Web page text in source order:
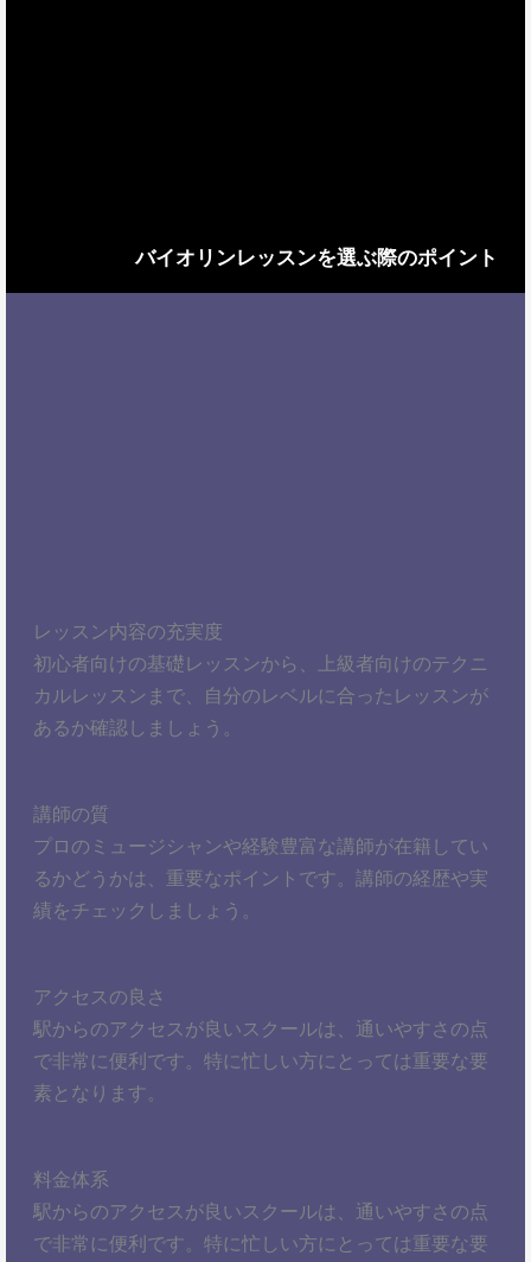
バイオリンレッスンを選ぶ際のポイント
レッスン内容の充実度
初心者向けの基礎レッスンから、上級者向けのテクニ
カルレッスンまで、自分のレベルに合ったレッスンが
あるか確認しましょう。
講師の質
プロのミュージシャンや経験豊富な講師が在籍してい
るかどうかは、重要なポイントです。講師の経歴や実
績をチェックしましょう。
アクセスの良さ
駅からのアクセスが良いスクールは、通いやすさの点
で非常に便利です。特に忙しい方にとっては重要な要
素となります。
料金体系
駅からのアクセスが良いスクールは、通いやすさの点
で非常に便利です。特に忙しい方にとっては重要な要